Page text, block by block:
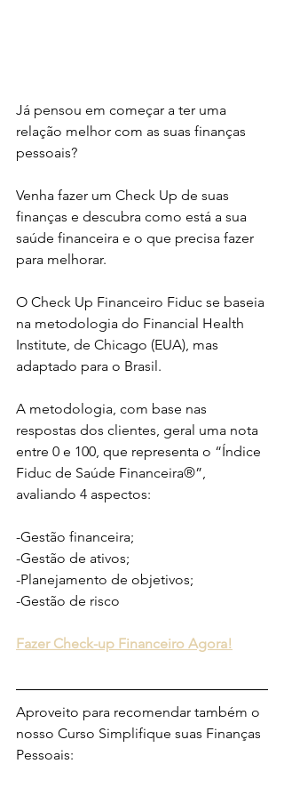
Já pensou em começar a ter uma
relação melhor com as suas finanças
pessoais?
Venha fazer um Check Up de suas
finanças e descubra como está a sua
saúde financeira e o que precisa fazer
para melhorar.
O Check Up Financeiro Fiduc se baseia
na metodologia do Financial Health
Institute, de Chicago (EUA), mas
adaptado para o Brasil.
A metodologia, com base nas
respostas dos clientes, geral uma nota
entre 0 e 100, que representa o “Índice
Fiduc de Saúde Financeira®”,
avaliando 4 aspectos:
-Gestão financeira;
-Gestão de ativos;
-Planejamento de objetivos;
-Gestão de risco
Fazer Check-up Financeiro Agora!
Aproveito para recomendar também o
nosso Curso Simplifique suas Finanças
Pessoais: